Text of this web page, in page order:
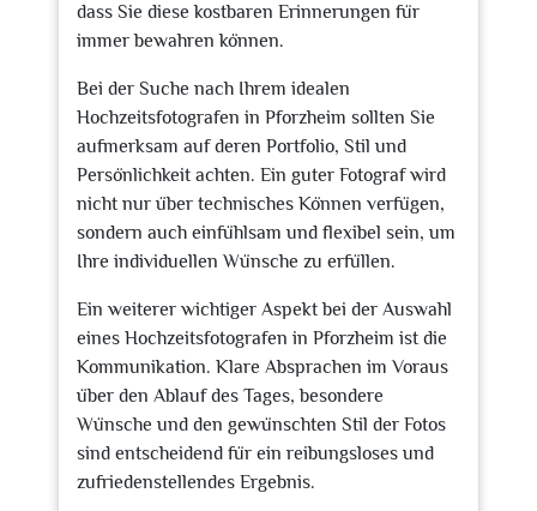
dass Sie diese kostbaren Erinnerungen für
immer bewahren können.
Bei der Suche nach Ihrem idealen
Hochzeitsfotografen in Pforzheim sollten Sie
aufmerksam auf deren Portfolio, Stil und
Persönlichkeit achten. Ein guter Fotograf wird
nicht nur über technisches Können verfügen,
sondern auch einfühlsam und flexibel sein, um
Ihre individuellen Wünsche zu erfüllen.
Ein weiterer wichtiger Aspekt bei der Auswahl
eines Hochzeitsfotografen in Pforzheim ist die
Kommunikation. Klare Absprachen im Voraus
über den Ablauf des Tages, besondere
Wünsche und den gewünschten Stil der Fotos
sind entscheidend für ein reibungsloses und
zufriedenstellendes Ergebnis.